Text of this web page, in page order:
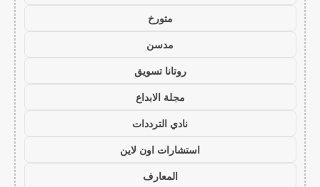
متورخ
مدسن
روتانا تسويق
مجلة الابداع
نادي الترددات
استشارات اون لاين
المعارف